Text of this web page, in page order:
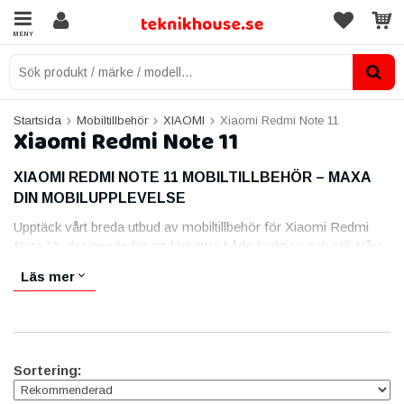
MENY
Startsida Mobiltillbehör XIAOMI Xiaomi Redmi Note 11
Xiaomi Redmi Note 11
XIAOMI REDMI NOTE 11 MOBILTILLBEHÖR – MAXA
DIN MOBILUPPLEVELSE
Upptäck vårt breda utbud av mobiltillbehör för Xiaomi Redmi
Note 11, designade för att förbättra både funktion och stil. Våra
och prestanda, så att du kan få ut det mesta av din smartphone.
Skärmskydd: Kristallklara och reptåliga skärmskydd som
Läs mer
Sortering: